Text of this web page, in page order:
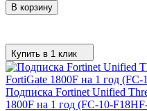
В корзину
Купить в 1 клик
Подписка Fortinet Unified
1800F на 1 год (FC-10-